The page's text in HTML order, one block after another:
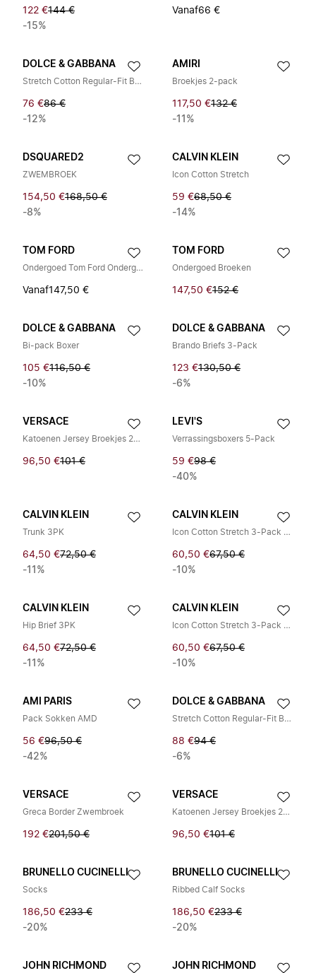
122 €144 €
-15%
Vanaf66 €
DOLCE & GABBANA
Stretch Cotton Regular-Fit Boxers
76 €86 €
-12%
AMIRI
Broekjes 2-pack
117,50 €132 €
-11%
DSQUARED2
ZWEMBROEK
154,50 €168,50 €
-8%
CALVIN KLEIN
Icon Cotton Stretch
59 €68,50 €
-14%
TOM FORD
Ondergoed Tom Ford Ondergoed
Vanaf147,50 €
TOM FORD
Ondergoed Broeken
147,50 €152 €
DOLCE & GABBANA
Bi-pack Boxer
105 €116,50 €
-10%
DOLCE & GABBANA
Brando Briefs 3-Pack
123 €130,50 €
-6%
VERSACE
Katoenen Jersey Broekjes 2-Pack
96,50 €101 €
LEVI'S
Verrassingsboxers 5-Pack
59 €98 €
-40%
CALVIN KLEIN
Trunk 3PK
64,50 €72,50 €
-11%
CALVIN KLEIN
Icon Cotton Stretch 3-Pack Low Rise Trunk
60,50 €67,50 €
-10%
CALVIN KLEIN
Hip Brief 3PK
64,50 €72,50 €
-11%
CALVIN KLEIN
Icon Cotton Stretch 3-Pack Hip Brief
60,50 €67,50 €
-10%
AMI PARIS
Pack Sokken AMD
56 €96,50 €
-42%
DOLCE & GABBANA
Stretch Cotton Regular-Fit Boxers
88 €94 €
-6%
VERSACE
Greca Border Zwembroek
192 €201,50 €
VERSACE
Katoenen Jersey Broekjes 2-Pack
96,50 €101 €
BRUNELLO CUCINELLI
Socks
186,50 €233 €
-20%
BRUNELLO CUCINELLI
Ribbed Calf Socks
186,50 €233 €
-20%
JOHN RICHMOND JOHN RICHMOND